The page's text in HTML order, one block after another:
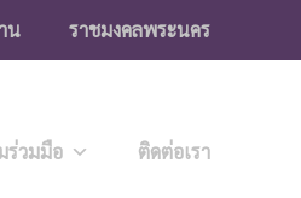
น ราชมงคลพระนคร
ร่วมมือ ติดต่อเรา